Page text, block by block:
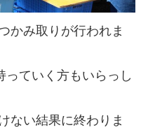
かみ取りが行われま
ていく方もいらっし
ない結果に終わりま